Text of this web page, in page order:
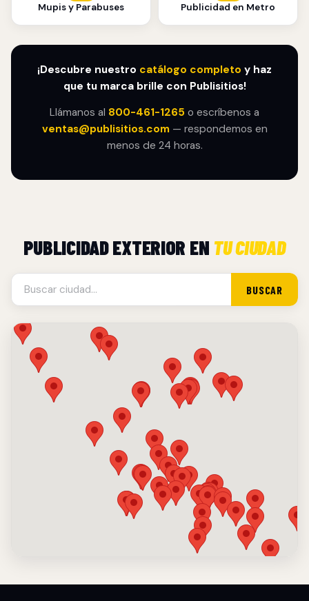
Mupis y Parabuses Publicidad en Metro
¡Descubre nuestro catálogo completo y haz
que tu marca brille con Publisitios!
Llámanos al 800-461-1265 o escríbenos a
ventas@publisitios.com— respondemos en
menos de 24 horas.
PUBLICIDAD EXTERIOR EN TU CIUDAD
BUSCAR